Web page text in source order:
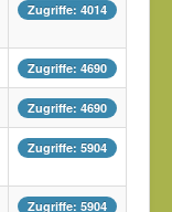
Zugriffe: 4014
Zugriffe: 4690
Zugriffe: 4690
Zugriffe: 5904
Zugriffe: 5904